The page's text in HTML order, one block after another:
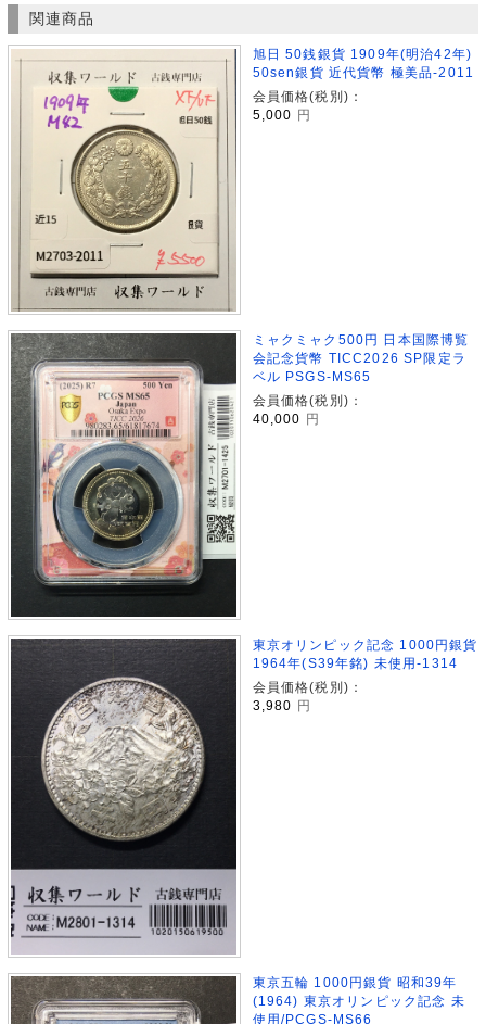
関連商品
旭日 50銭銀貨 1909年(明治42年)
50sen銀貨 近代貨幣 極美品-2011
会員価格(税別)：
5,000
円
ミャクミャク500円 日本国際博覧
会記念貨幣 TICC2026 SP限定ラ
ベル PSGS-MS65
会員価格(税別)：
40,000 円
東京オリンピック記念 1000円銀貨
1964年(S39年銘) 未使用-1314
会員価格(税別)：
3,980
円
東京五輪 1000円銀貨 昭和39年
(1964) 東京オリンピック記念 未
使用/PCGS-MS66